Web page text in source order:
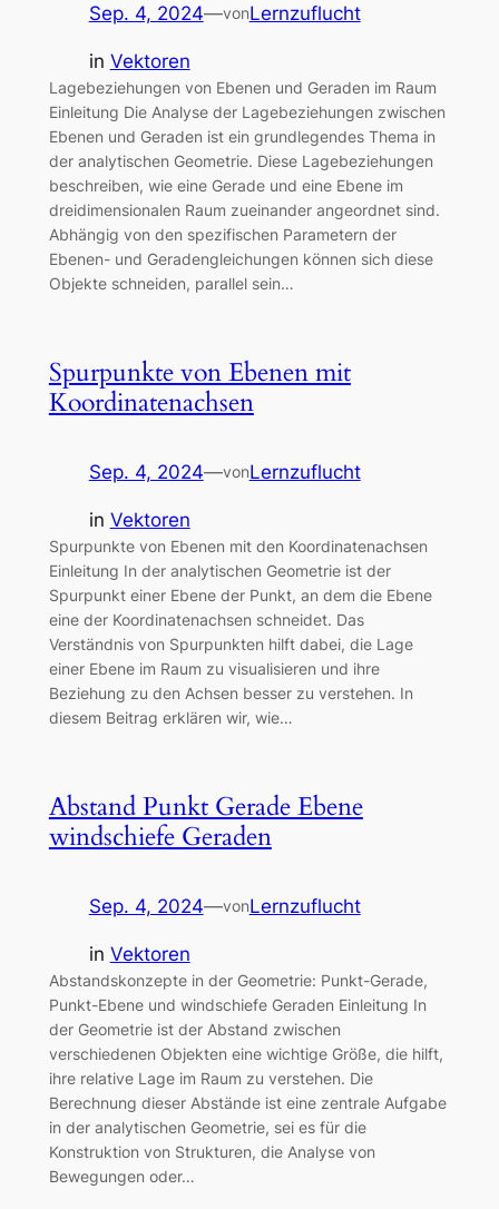
Sep. 4, 2024—vonLernzuflucht
in Vektoren
Lagebeziehungen von Ebenen und Geraden im Raum
Einleitung Die Analyse der Lagebeziehungen zwischen
Ebenen und Geraden ist ein grundlegendes Thema in
der analytischen Geometrie. Diese Lagebeziehungen
beschreiben, wie eine Gerade und eine Ebene im
dreidimensionalen Raum zueinander angeordnet sind.
Abhängig von den spezifischen Parametern der
Ebenen- und Geradengleichungen können sich diese
Objekte schneiden, parallel sein…
Spurpunkte von Ebenen mit
Koordinatenachsen
Sep. 4, 2024—vonLernzuflucht
in Vektoren
Spurpunkte von Ebenen mit den Koordinatenachsen
Einleitung In der analytischen Geometrie ist der
Spurpunkt einer Ebene der Punkt, an dem die Ebene
eine der Koordinatenachsen schneidet. Das
Verständnis von Spurpunkten hilft dabei, die Lage
einer Ebene im Raum zu visualisieren und ihre
Beziehung zu den Achsen besser zu verstehen. In
diesem Beitrag erklären wir, wie…
Abstand Punkt Gerade Ebene
windschiefe Geraden
Sep. 4, 2024—vonLernzuflucht
in Vektoren
Abstandskonzepte in der Geometrie: Punkt-Gerade,
Punkt-Ebene und windschiefe Geraden Einleitung In
der Geometrie ist der Abstand zwischen
verschiedenen Objekten eine wichtige Größe, die hilft,
ihre relative Lage im Raum zu verstehen. Die
Berechnung dieser Abstände ist eine zentrale Aufgabe
in der analytischen Geometrie, sei es für die
Konstruktion von Strukturen, die Analyse von
Bewegungen oder…